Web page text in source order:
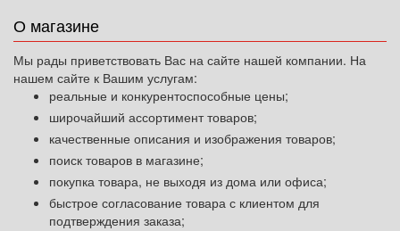
О магазине
Мы рады приветствовать Вас на сайте нашей компании. На
нашем сайте к Вашим услугам:
реальные и конкурентоспособные цены;
широчайший ассортимент товаров;
качественные описания и изображения товаров;
поиск товаров в магазине;
покупка товара, не выходя из дома или офиса;
быстрое согласование товара с клиентом для
подтверждения заказа;